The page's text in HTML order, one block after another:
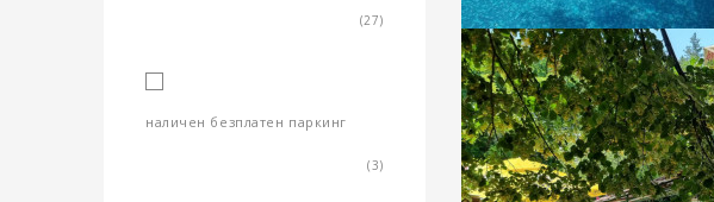
(27)
наличен безплатен паркинг
(3)